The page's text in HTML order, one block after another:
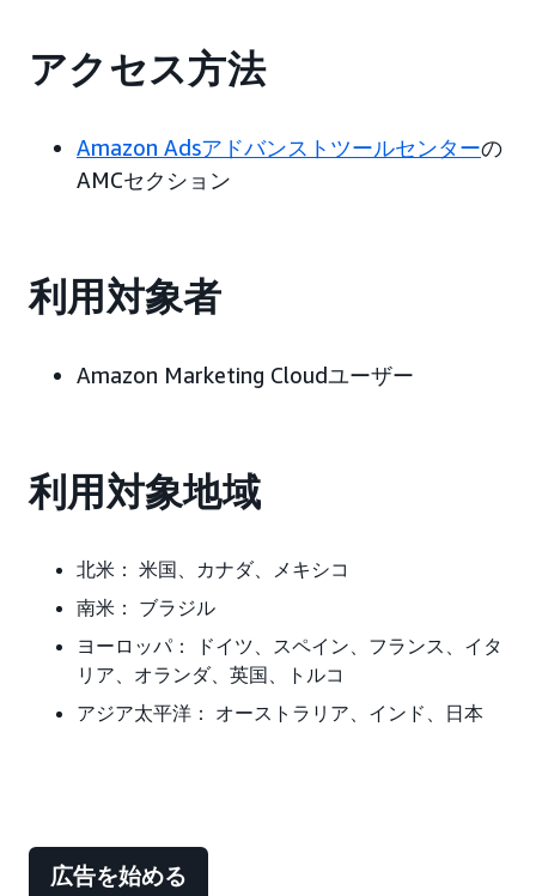
アクセス方法
Amazon Adsアドバンストツールセンターの
AMCセクション
利用対象者
Amazon Marketing Cloudユーザー
利用対象地域
北米： 米国、カナダ、メキシコ
南米： ブラジル
ヨーロッパ：
ドイツ、スペイン、フランス、イタ
リア、オランダ、英国、
トルコ
アジア太平洋： オーストラリア、インド、日本
広告を始める